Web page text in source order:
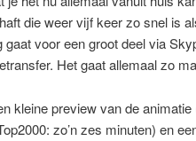
die weer vijf keer zo snel is
gaat voor een groot deel via
Het gaat allemaal zo
kleine preview van de
zo’n zes minuten) en